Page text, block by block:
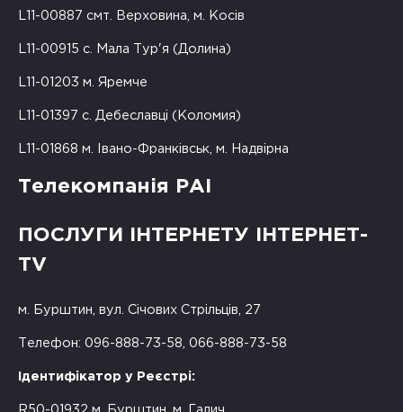
L11-00887 смт. Верховина, м. Косів
L11-00915 с. Мала Тур'я (Долина)
L11-01203 м. Яремче
L11-01397 с. Дебеславці (Коломия)
L11-01868 м. Івано-Франківськ, м. Надвірна
Телекомпанія РАІ
ПОСЛУГИ ІНТЕРНЕТУ ІНТЕРНЕТ-
TV
м. Бурштин, вул. Січових Стрільців, 27
Телефон: 096-888-73-58, 066-888-73-58
Ідентифікатор у Реєстрі:
R50-01932 м. Бурштин, м. Галич